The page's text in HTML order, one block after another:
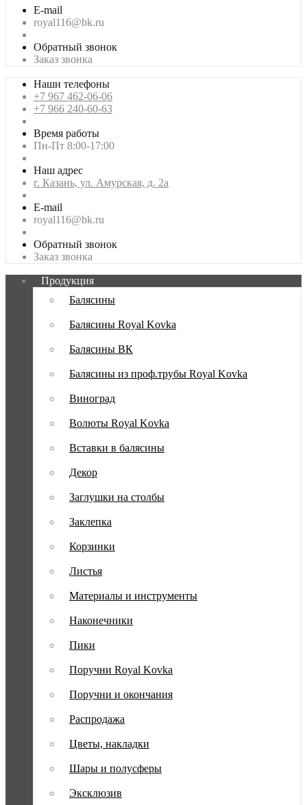
E-mail
royal116@bk.ru
Обратный звонок
Заказ звонка
Наши телефоны
+7 967 462-06-06
+7 966 240-60-63
Время работы
Пн-Пт 8:00-17:00
Наш адрес
г. Казань, ул. Амурская, д. 2а
E-mail
royal116@bk.ru
Обратный звонок
Заказ звонка
Продукция
Балясины
Балясины Royal Kovka
Балясины ВК
Балясины из проф.трубы Royal Kovka
Виноград
Волюты Royal Kovka
Вставки в балясины
Декор
Заглушки на столбы
Заклепка
Корзинки
Листья
Материалы и инструменты
Наконечники
Пики
Поручни Royal Kovka
Поручни и окончания
Распродажа
Цветы, накладки
Шары и полусферы
Эксклюзив